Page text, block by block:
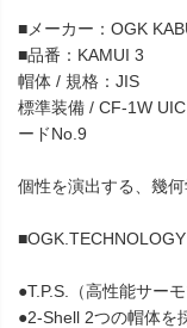
■メーカー：OGK
■品番：KAMUI 3
帽体 / 規格：JIS
標準装備 / CF-1W
ードNo.9
個性を演出する、幾
■OGK.TECHNOLOGY
●T.P.S.（高性能サー
●2-Shell 2つの帽体を